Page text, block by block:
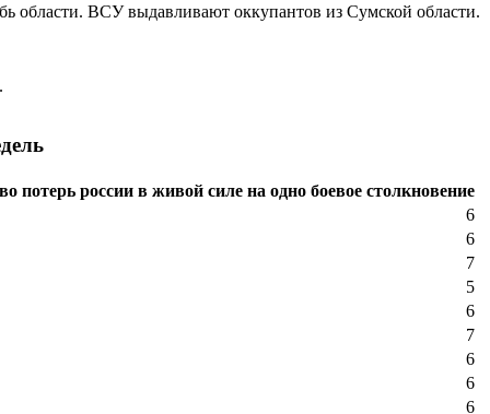
области. ВСУ выдавливают оккупантов из Сумской области.
потерь россии в живой силе на одно боевое столкновение
6
6
7
5
6
7
6
6
6